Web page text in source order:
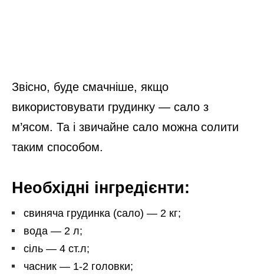
Звісно, буде смачніше, якщо
використовувати грудинку — сало з
м’ясом. Та і звичайне сало можна солити
таким способом.
Необхідні інгредієнти:
свиняча грудинка (сало) — 2 кг;
вода — 2 л;
сіль — 4 ст.л;
часник — 1-2 головки;